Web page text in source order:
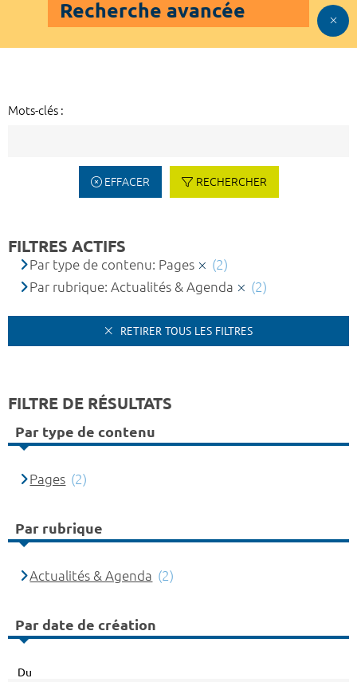
Recherche avancée
Mots-clés :
EFFACER RECHERCHER
FILTRES ACTIFS
Par type de contenu: Pages
(2)
Par rubrique: Actualités & Agenda
(2)
RETIRER TOUS LES FILTRES
FILTRE DE RÉSULTATS
Par type de contenu
Pages (2)
Par rubrique
Actualités & Agenda (2)
Par date de création
Du